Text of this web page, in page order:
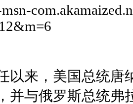
以来，美国总统唐
并与俄罗斯总统弗